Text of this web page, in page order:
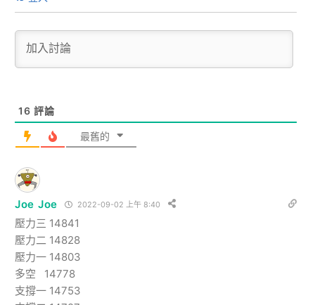
16 評論
最舊的
Joe Joe 2022-09-02 上午 8:40
壓力三 14841
壓力二 14828
壓力一 14803
多空 14778
支撐一 14753